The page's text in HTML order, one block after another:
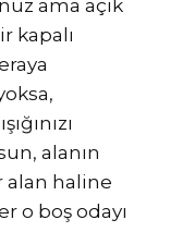
ama açık
kapalı
alanın
alan haline
o boş odayı